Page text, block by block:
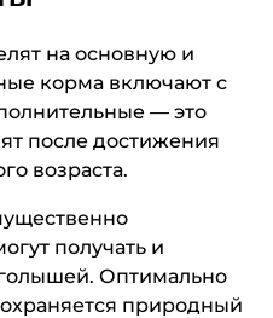
на основную и
корма включают с
— это
после достижения
возраста.
получать и
Оптимально
природный